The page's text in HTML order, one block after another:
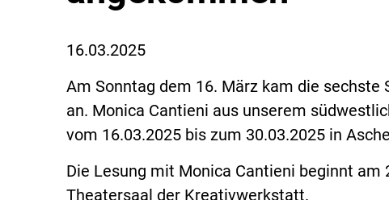
16.03.2025
Am Sonntag dem 16. März kam die
an. Monica Cantieni aus unserem
vom 16.03.2025 bis zum 30.03.2025 in
Die Lesung mit Monica Cantieni beginnt am
Theatersaal der Kreativwerkstatt.